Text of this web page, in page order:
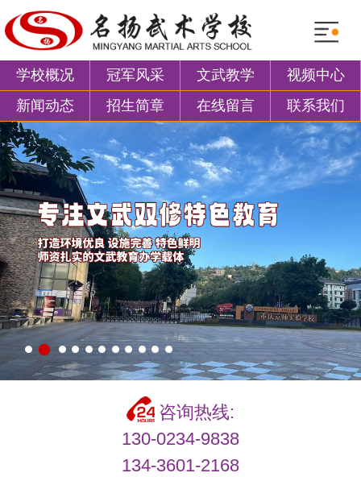
学校概况 冠军风采 文武教学
视频中心
新闻动态
招生简章 在线留言 联系我们
咨询热线:
130-0234-9838
134-3601-2168